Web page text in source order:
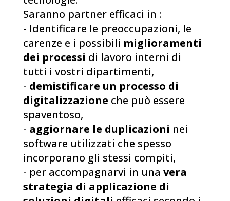
Saranno partner efficaci in :
- Identificare le preoccupazioni, le
carenze e i possibili miglioramenti
dei processi di lavoro interni di
tutti i vostri dipartimenti,
- demistificare un processo di
digitalizzazione che può essere
spaventoso,
- aggiornare le duplicazioni nei
software utilizzati che spesso
incorporano gli stessi compiti,
- per accompagnarvi in una vera
strategia di applicazione di